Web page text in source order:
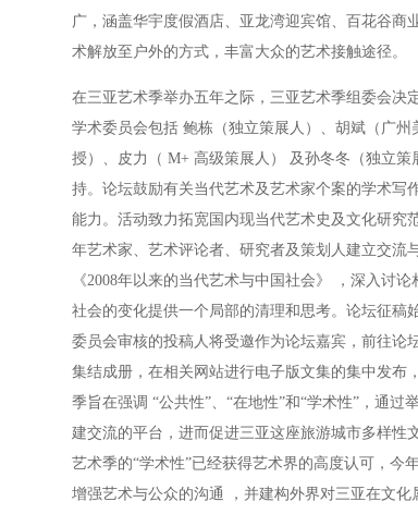
广，涵盖华宇度假酒店、亚龙湾迎宾馆、百花谷商
术解放至户外的方式，丰富大众的艺术接触途径。
在三亚艺术季举办五年之际，三亚艺术季组委会决
学术委员会包括 鲍栋（独立策展人）、胡斌（广
授）、皮力（ M+ 高级策展人） 及孙冬冬（独立
持。论坛鼓励有关当代艺术及艺术家个案的学术写
能力。活动致力拓宽国内现当代艺术史及文化研究
年艺术家、艺术评论者、研究者及策划人建立交流
《2008年以来的当代艺术与中国社会》 ，深入讨
社会的变化提供一个局部的清理和思考。论坛征稿
委员会审核的投稿人将受邀作为论坛嘉宾，前往论
集结成册，在相关网站进行电子版文集的集中发布
季旨在强调 “公共性”、“在地性”和“学术性”，通
建交流的平台，进而促进三亚这座旅游城市多样性
艺术季的“学术性”已经获得艺术界的高度认可，今
增强艺术与公众的沟通 ，并建构外界对三亚在文化